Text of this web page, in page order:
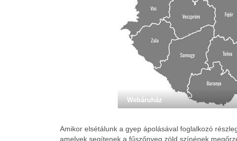
Webáruház
Amikor elsétálunk a gyep ápolásával foglalkozó
amelyek segítenek a fűszőnyeg zöld színének